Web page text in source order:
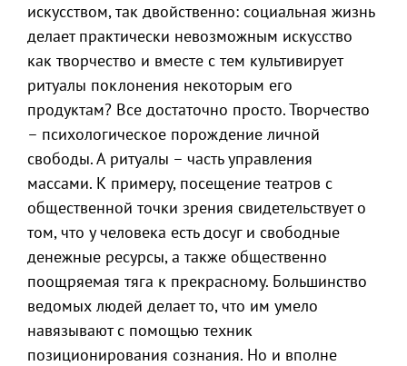
искусством, так двойственно: социальная жизнь
делает практически невозможным искусство
как творчество и вместе с тем культивирует
ритуалы поклонения некоторым его
продуктам? Все достаточно просто. Творчество
– психологическое порождение личной
свободы. А ритуалы – часть управления
массами. К примеру, посещение театров с
общественной точки зрения свидетельствует о
том, что у человека есть досуг и свободные
денежные ресурсы, а также общественно
поощряемая тяга к прекрасному. Большинство
ведомых людей делает то, что им умело
навязывают с помощью техник
позиционирования сознания. Но и вполне